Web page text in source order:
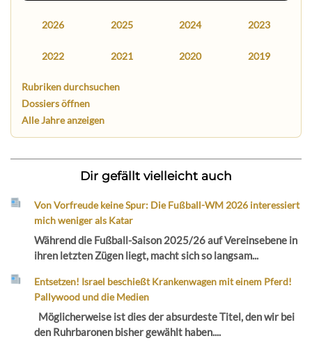
2026 2025 2024 2023
2022 2021 2020 2019
Rubriken durchsuchen
Dossiers öffnen
Alle Jahre anzeigen
Dir gefällt vielleicht auch
Von Vorfreude keine Spur: Die Fußball-WM 2026 interessiert
mich weniger als Katar
Während die Fußball-Saison 2025/26 auf Vereinsebene in
ihren letzten Zügen liegt, macht sich so langsam...
Entsetzen! Israel beschießt Krankenwagen mit einem Pferd!
Pallywood und die Medien
Möglicherweise ist dies der absurdeste Titel, den wir bei
den Ruhrbaronen bisher gewählt haben....